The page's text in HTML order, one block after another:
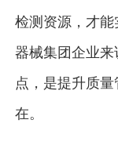
检测资源，才
器械集团企业
点，是提升质
在。